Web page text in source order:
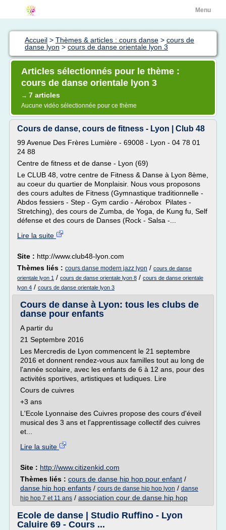
Menu
Accueil > Thèmes & articles : cours danse > cours de
danse lyon > cours de danse orientale lyon 3
Articles sélectionnés pour le thème :
cours de danse orientale lyon 3
→ 7 articles
Aucune vidéo sélectionnée pour ce thème
Cours de danse, cours de fitness - Lyon | Club 48
99 Avenue Des Frères Lumière - 69008 - Lyon - 04 78 01
24 88
Centre de fitness et de danse - Lyon (69)
Le CLUB 48, votre centre de Fitness & Danse à Lyon 8ème,
au coeur du quartier de Monplaisir. Nous vous proposons
des cours adultes de Fitness (Gymnastique traditionnelle -
Abdos fessiers - Step - Gym cardio - Aérobox Pilates -
Stretching), des cours de Zumba, de Yoga, de Kung fu, Self
défense et des cours de Danses (Rock - Salsa -...
Lire la suite
Site : http://www.club48-lyon.com
Thèmes liés : cours danse modern jazz lyon / cours de danse
orientale lyon 1 / cours de danse orientale lyon 8 / cours de danse orientale
lyon 4 / cours de danse orientale lyon 3
Cours de danse à Lyon: tous les clubs de
danse pour enfants
A partir du
21 Septembre 2016
Les Mercredis de Lyon commencent le 21 septembre
2016 et donnent rendez-vous aux familles tout au long de
l'année scolaire, avec les enfants de 6 à 12 ans, pour des
activités sportives, artistiques et ludiques. Lire
Cours de cuivres
+3 ans
L'Ecole Lyonnaise des Cuivres propose des cours d'éveil
musical des 3 ans et l'apprentissage collectif des cuivres
et...
Lire la suite
Site : http://www.citizenkid.com
Thèmes liés : cours de danse hip hop pour enfant /
danse hip hop enfants / cours de danse hip hop lyon / danse
hip hop 7 et 11 ans / association cour de danse hip hop
Ecole de danse | Studio Ruffino - Lyon
Caluire 69 - Cours ...